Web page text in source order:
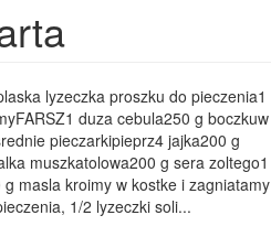
lyzeczka proszku do pieczenia1
duza cebula250 g boczkuw
pieczarkipieprz4 jajka200 g
muszkatolowa200 g sera zoltego1
masla kroimy w kostke i zagniatamy
1/2 lyzeczki soli...